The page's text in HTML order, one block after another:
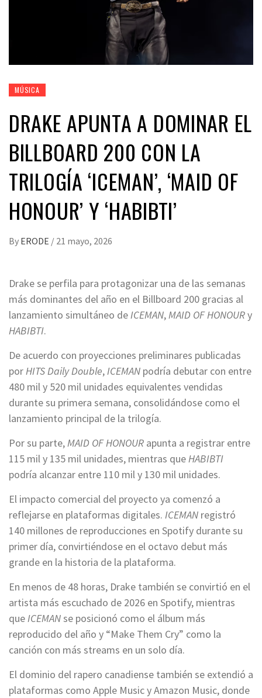
MÚSICA
DRAKE APUNTA A DOMINAR EL
BILLBOARD 200 CON LA
TRILOGÍA ‘ICEMAN’, ‘MAID OF
HONOUR’ Y ‘HABIBTI’
By ERODE / 21 mayo, 2026
Drake se perfila para protagonizar una de las semanas
más dominantes del año en el Billboard 200 gracias al
lanzamiento simultáneo deICEMAN,MAID OF HONOURy
HABIBTI.
De acuerdo con proyecciones preliminares publicadas
porHITS Daily Double,ICEMAN podría debutar con entre
480 mil y 520 mil unidades equivalentes vendidas
durante su primera semana, consolidándose como el
lanzamiento principal de la trilogía.
Por su parte,MAID OF HONOUR apunta a registrar entre
115 mil y 135 mil unidades, mientras queHABIBTI
podría alcanzar entre 110 mil y 130 mil unidades.
El impacto comercial del proyecto ya comenzó a
reflejarse en plataformas digitales. ICEMAN registró
140 millones de reproducciones en Spotify durante su
primer día, convirtiéndose en el octavo debut más
grande en la historia de la plataforma.
En menos de 48 horas, Drake también se convirtió en el
artista más escuchado de 2026 en Spotify, mientras
queICEMANse posicionó como el álbum más
reproducido del año y “Make Them Cry” como la
canción con más streams en un solo día.
El dominio del rapero canadiense también se extendió a
plataformas como Apple Music y Amazon Music, donde